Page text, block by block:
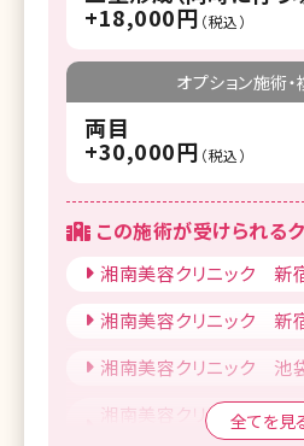
+18,000円 （税込）
オプション施術
両目
+30,000円 （税込）
この施術が受けられる
湘南美容クリニック 新
湘南美容クリニック 新
湘南美容クリニック 池
湘南美容クリニック 池
全てを見